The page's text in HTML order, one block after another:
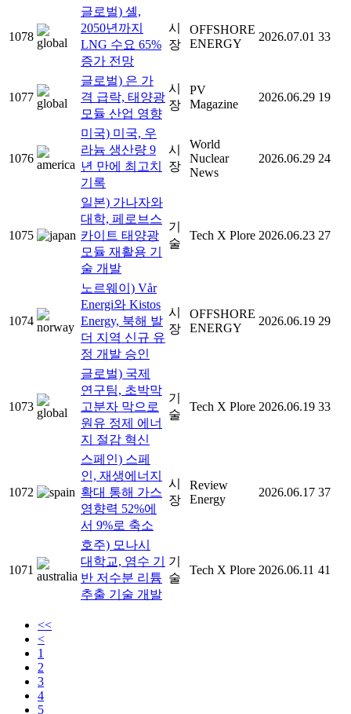
1078
글로벌) 셸,
2050년까지
LNG 수요 65%
증가 전망
시
장
OFFSHORE
ENERGY
2026.07.01 33
1077
글로벌) 은 가
격 급락, 태양광
모듈 산업 영향
시
장
PV
Magazine
2026.06.29 19
1076
미국) 미국, 우
라늄 생산량 9
년 만에 최고치
기록
시
장
World
Nuclear
News
2026.06.29 24
1075
일본) 가나자와
대학, 페로브스
카이트 태양광
모듈 재활용 기
술 개발
기
술
Tech X Plore 2026.06.23 27
1074
노르웨이) Vår
Energi와 Kistos
Energy, 북해 발
더 지역 신규 유
정 개발 승인
시
장
OFFSHORE
ENERGY
2026.06.19 29
1073
글로벌) 국제
연구팀, 초박막
고분자 막으로
원유 정제 에너
지 절감 혁신
기
술
Tech X Plore 2026.06.19 33
1072
스페인) 스페
인, 재생에너지
확대 통해 가스
영향력 52%에
서 9%로 축소
시
장
Review
Energy
2026.06.17 37
1071
호주) 모나시
대학교, 염수 기
반 저수분 리튬
추출 기술 개발
기
술
Tech X Plore 2026.06.11 41
<<
<
1
2
3
4
5